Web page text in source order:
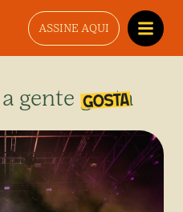
ASSINE AQUI
gente gosta